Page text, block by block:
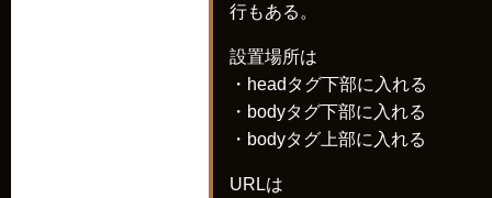
行もある。
設置場所は
・headタグ下部に入れる
・bodyタグ下部に入れる
・bodyタグ上部に入れる
URLは